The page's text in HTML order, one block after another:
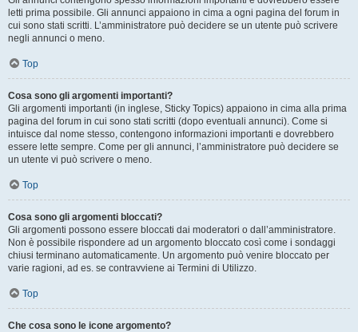
letti prima possibile. Gli annunci appaiono in cima a ogni pagina del forum in
cui sono stati scritti. L’amministratore può decidere se un utente può scrivere
negli annunci o meno.
Top
Cosa sono gli argomenti importanti?
Gli argomenti importanti (in inglese, Sticky Topics) appaiono in cima alla prima
pagina del forum in cui sono stati scritti (dopo eventuali annunci). Come si
intuisce dal nome stesso, contengono informazioni importanti e dovrebbero
essere lette sempre. Come per gli annunci, l’amministratore può decidere se
un utente vi può scrivere o meno.
Top
Cosa sono gli argomenti bloccati?
Gli argomenti possono essere bloccati dai moderatori o dall’amministratore.
Non è possibile rispondere ad un argomento bloccato così come i sondaggi
chiusi terminano automaticamente. Un argomento può venire bloccato per
varie ragioni, ad es. se contravviene ai Termini di Utilizzo.
Top
Che cosa sono le icone argomento?